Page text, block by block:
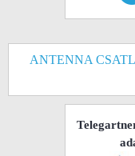
ANTENNA